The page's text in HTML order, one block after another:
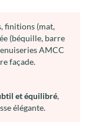
finitions (mat,
(béquille, barre
AMCC
façade.
et équilibré,
élégante.